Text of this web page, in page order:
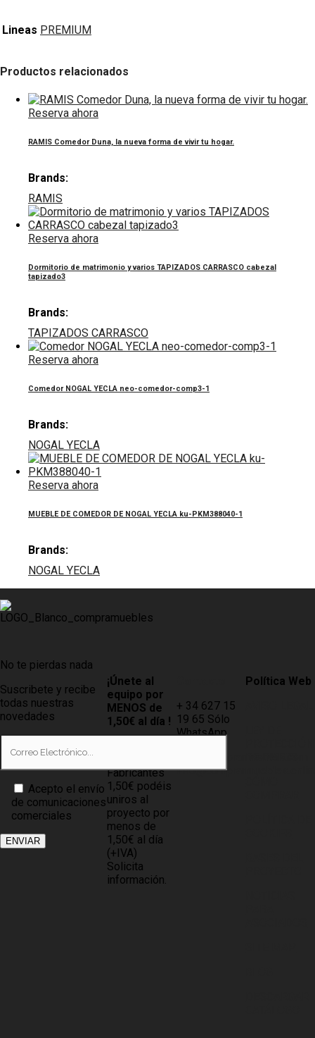
Lineas PREMIUM
Productos relacionados
Reserva ahora
RAMIS Comedor Duna, la nueva forma de vivir tu hogar.
Brands:
RAMIS
Reserva ahora
Dormitorio de matrimonio y varios TAPIZADOS CARRASCO cabezal
tapizado3
Brands:
TAPIZADOS CARRASCO
Reserva ahora
Comedor NOGAL YECLA neo-comedor-comp3-1
Brands:
NOGAL YECLA
Reserva ahora
MUEBLE DE COMEDOR DE NOGAL YECLA ku-PKM388040-1
Brands:
NOGAL YECLA
No te pierdas nada
Suscribete y recibe
todas nuestras
novedades
Acepto el envío
de comunicaciones
comerciales
¡Únete al
equipo por
MENOS de
1,50€ al día !
Fabricantes
1,50€ podéis
uniros al
proyecto por
menos de
1,50€ al día
(+IVA)
Solicita
información.
+ 34 627 15
19 65 Sólo
WhatsApp
Política Web